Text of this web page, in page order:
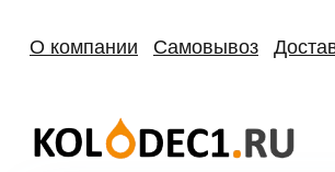
О компании Самовывоз